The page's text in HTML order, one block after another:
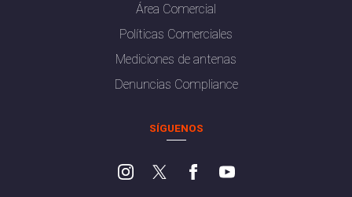
Área Comercial
Políticas Comerciales
Mediciones de antenas
Denuncias Compliance
SÍGUENOS